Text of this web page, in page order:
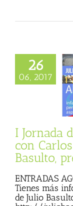
26
06, 2017
de alimentación
con Carlos
I Jornada
con
Basulto,
ENTRADAS
Tienes más
de Julio